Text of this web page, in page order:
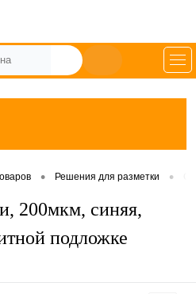
• Решения для разметки •
200мкм, синяя,
подложке